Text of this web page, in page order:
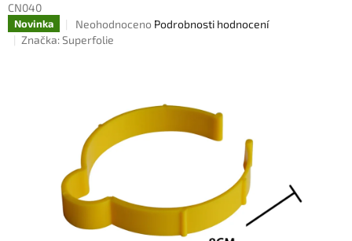
CN040
Novinka
Průměrné
hodnocení
hvězdiček.
Neohodnoceno Podrobnosti hodnocení
Značka:Superfolie